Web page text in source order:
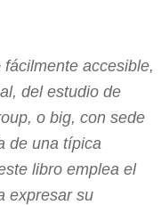
accesible,
del estudio de
o big, con sede
de una típica
libro emplea el
expresar su